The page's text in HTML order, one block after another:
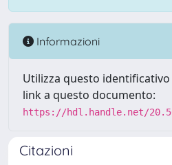
Informazioni
Utilizza questo
link a questo documento:
https://hdl.handle.net/
Citazioni